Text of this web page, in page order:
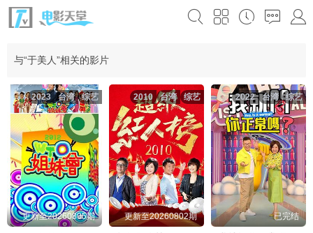
与“于美人”相关的影片
综艺
台湾
2023
更新至20260805期
综艺
台湾
2010
更新至20260802期
综艺
台湾
2022
已完结